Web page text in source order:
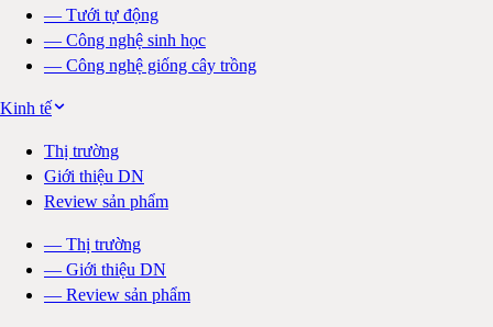
— Tưới tự động
— Công nghệ sinh học
— Công nghệ giống cây trồng
Kinh tế
Thị trường
Giới thiệu DN
Review sản phẩm
— Thị trường
— Giới thiệu DN
— Review sản phẩm